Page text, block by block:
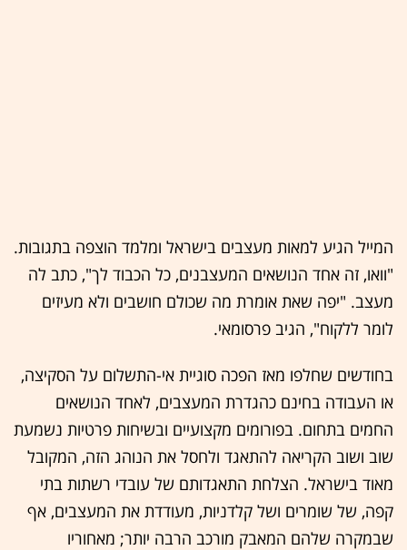
המייל הגיע למאות מעצבים בישראל ומלמד הוצפה בתגובות.
"וואו, זה אחד הנושאים המעצבנים, כל הכבוד לך", כתב לה
מעצב. "יפה שאת אומרת מה שכולם חושבים ולא מעיזים
לומר ללקוח", הגיב פרסומאי.
בחודשים שחלפו מאז הפכה סוגיית אי-התשלום על הסקיצה,
או העבודה בחינם כהגדרת המעצבים, לאחד הנושאים
החמים בתחום. בפורומים מקצועיים ובשיחות פרטיות נשמעת
שוב ושוב הקריאה להתאגד ולחסל את הנוהג הזה, המקובל
מאוד בישראל. הצלחת התאגדותם של עובדי רשתות בתי
קפה, של שומרים ושל קלדניות, מעודדת את המעצבים, אף
שבמקרה שלהם המאבק מורכב הרבה יותר; מאחוריו